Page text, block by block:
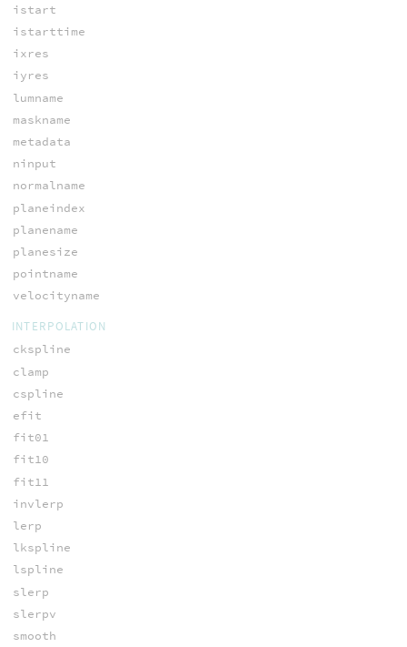
istart
istarttime
ixres
iyres
lumname
maskname
metadata
ninput
normalname
planeindex
planename
planesize
pointname
velocityname
INTERPOLATION
ckspline
clamp
cspline
efit
fit01
fit10
fit11
invlerp
lerp
lkspline
lspline
slerp
slerpv
smooth